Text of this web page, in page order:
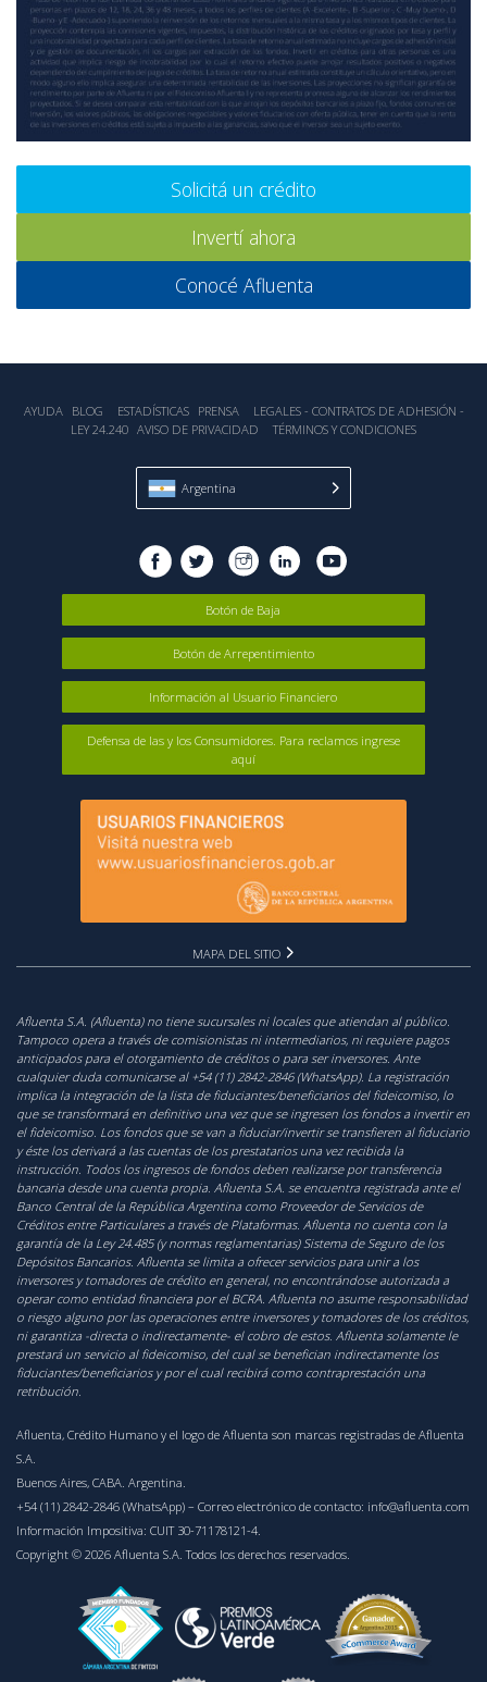
Solicitá un crédito
Invertí ahora
Conocé Afluenta
AYUDA BLOG ESTADÍSTICA‎S PRENSA
LEGALES - CONTRATOS DE ADHESIÓN -
LEY 24.240 AVISO DE PRIVACIDAD TÉRMINOS Y CONDICIONES
Argentina
Botón de Baja
Botón de Arrepentimiento
Información al Usuario Financiero
Defensa de las y los Consumidores. Para reclamos ingrese
aquí
MAPA DEL SITIO
Afluenta S.A. (Afluenta) no tiene sucursales ni locales que atiendan al público.
Tampoco opera a través de comisionistas ni intermediarios, ni requiere pagos
anticipados para el otorgamiento de créditos o para ser inversores. Ante
cualquier duda comunicarse al +54 (11) 2842-2846 (WhatsApp). La registración
implica la integración de la lista de fiduciantes/beneficiarios del fideicomiso, lo
que se transformará en definitivo una vez que se ingresen los fondos a invertir en
el fideicomiso. Los fondos que se van a fiduciar/invertir se transfieren al fiduciario
y éste los derivará a las cuentas de los prestatarios una vez recibida la
instrucción. Todos los ingresos de fondos deben realizarse por transferencia
bancaria desde una cuenta propia. Afluenta S.A. se encuentra registrada ante el
Banco Central de la República Argentina como Proveedor de Servicios de
Créditos entre Particulares a través de Plataformas. Afluenta no cuenta con la
garantía de la Ley 24.485 (y normas reglamentarias) Sistema de Seguro de los
Depósitos Bancarios. Afluenta se limita a ofrecer servicios para unir a los
inversores y tomadores de crédito en general, no encontrándose autorizada a
operar como entidad financiera por el BCRA. Afluenta no asume responsabilidad
o riesgo alguno por las operaciones entre inversores y tomadores de los créditos,
ni garantiza -directa o indirectamente- el cobro de estos. Afluenta solamente le
prestará un servicio al fideicomiso, del cual se benefician indirectamente los
fiduciantes/beneficiarios y por el cual recibirá como contraprestación una
retribución.
Afluenta, Crédito Humano y el logo de Afluenta son marcas registradas de Afluenta
S.A.
Buenos Aires, CABA. Argentina.
+54 (11) 2842-2846 (WhatsApp) – Correo electrónico de contacto: info@afluenta.com
Información Impositiva: CUIT 30-71178121-4.
Copyright © 2026 Afluenta S.A. Todos los derechos reservados.